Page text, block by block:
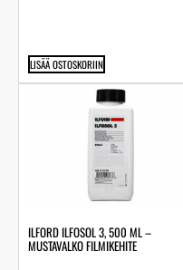
LISÄÄ OSTOSKORIIN
ILFORD ILFOSOL 3, 500 ML –
MUSTAVALKO FILMIKEHITE